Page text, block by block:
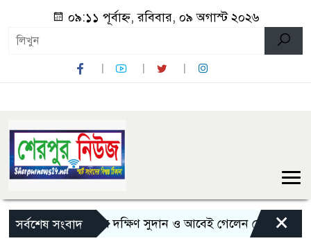
০৯:১১ পূর্বাহ্ন, রবিবার, ০৯ অগাস্ট ২০২৬
সর্বশেষ সংবাদ
৫ দিনের সফরে দক্ষিণ সুদান ও আবেই গেলেন সেনাপ্রধান ×